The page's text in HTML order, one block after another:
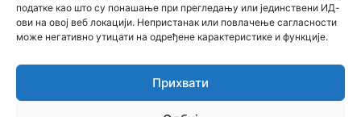
податке као што су понашање при прегледању или јединствени ИД-
ови на овој веб локацији. Непристанак или повлачење сагласности
може негативно утицати на одређене карактеристике и функције.
Прихвати
© Newspaper WordPress Theme by TagDiv